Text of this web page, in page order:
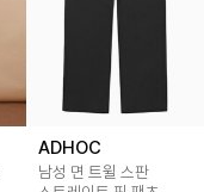
ADHOC
남성 면 트윌 스판